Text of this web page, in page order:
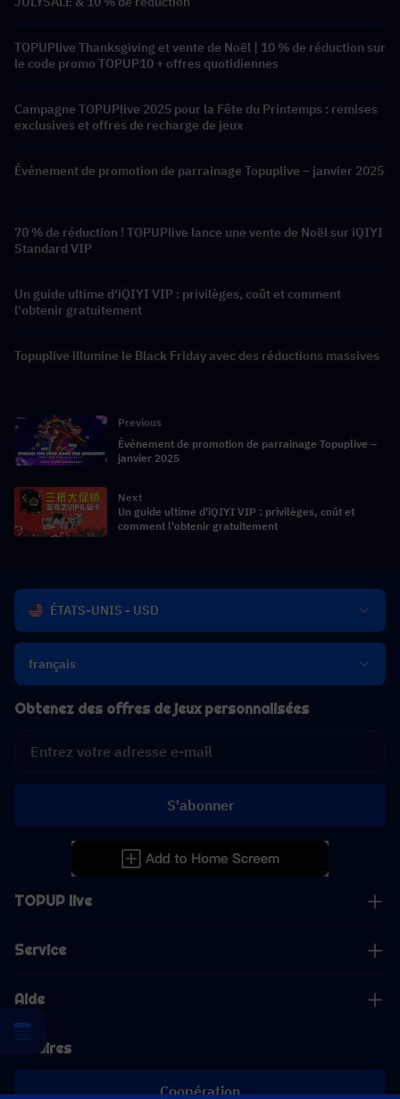
TOPUPlive Thanksgiving et vente de Noël | 10 % de réduction sur
le code promo TOPUP10 + offres quotidiennes
Campagne TOPUPlive 2025 pour la Fête du Printemps : remises
exclusives et offres de recharge de jeux
Événement de promotion de parrainage Topuplive – janvier 2025
70 % de réduction ! TOPUPlive lance une vente de Noël sur iQIYI
Standard VIP
Un guide ultime d'iQIYI VIP : privilèges, coût et comment
l'obtenir gratuitement
Topuplive illumine le Black Friday avec des réductions massives
Previous
Événement de promotion de parrainage Topuplive –
janvier 2025
Next
Un guide ultime d'iQIYI VIP : privilèges, coût et
comment l'obtenir gratuitement
ÉTATS-UNIS - USD
français
TOPUP live
Service
Aide
Affaires
Coopération
Obtenez des offres de jeux personnalisées
S'abonner